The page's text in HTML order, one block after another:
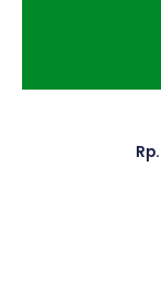
Rp.